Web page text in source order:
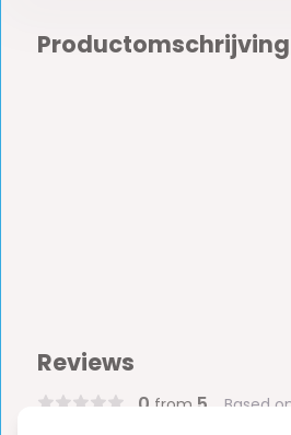
Productomschrijving
Reviews
0 from 5 Based